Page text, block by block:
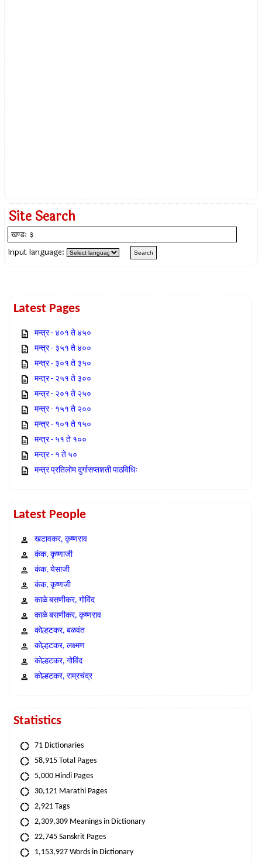
Site Search
Input language:
Latest Pages
मन्त्र - ४०१ ते ४५०
मन्त्र - ३५१ ते ४००
मन्त्र - ३०१ ते ३५०
मन्त्र - २५१ ते ३००
मन्त्र - २०१ ते २५०
मन्त्र - १५१ ते २००
मन्त्र - १०१ ते १५०
मन्त्र - ५१ ते १००
मन्त्र - १ ते ५०
मन्त्र प्रतिलोम दुर्गासप्तशती पाठविधिः
Latest People
खटावकर, कृष्णराव
कंक, कृष्णाजी
कंक, येसाजी
कंक, कृष्णजी
काळे बसणीकर, गोविंद
काळे बसणीकर, कृष्णराव
कोल्हटकर, बळवंत
कोल्हटकर, लक्ष्मण
कोल्हटकर, गोविंद
कोल्हटकर, राम्रचंद्र
Statistics
71 Dictionaries
58,915 Total Pages
5,000 Hindi Pages
30,121 Marathi Pages
2,921 Tags
2,309,309 Meanings in Dictionary
22,745 Sanskrit Pages
1,153,927 Words in Dictionary